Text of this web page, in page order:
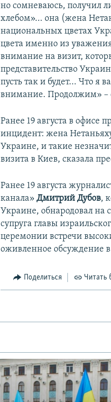
но сомневаюсь, получил
хлебом»... она (жена
национальных цветах
цвета именно из
внимание на визит,
представительство
пусть так и будет... Что я
внимание. Продолжим» –
Ранее 19 августа в
инцидент: жена
Украине, и такие
визита в Киев, сказала
Ранее 19 августа
канала»Дмитрий Дубов,
Украине, обнародовал на
супруга главы
церемонии встречи
оживленное обсуждение
Поделиться Читать